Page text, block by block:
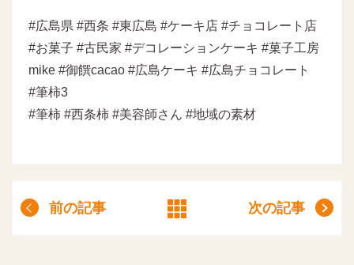
#広島県 #西条 #東広島 #ケーキ店 #チョコレート店
#お菓子 #古民家 #デコレーションケーキ #菓子工房
mike #御饌cacao #広島ケーキ #広島チョコレート
#筆柿3
#筆柿 #西条柿 #美容師さん #地域の素材
前の記事 次の記事